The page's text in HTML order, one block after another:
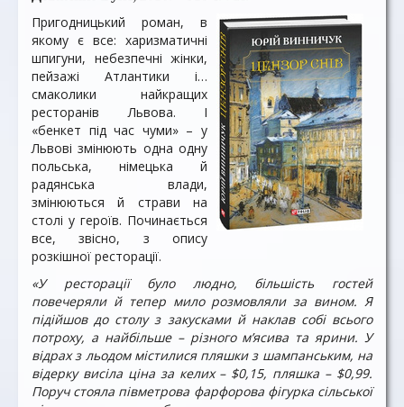
Пригодницький роман, в
якому є все: харизматичні
шпигуни, небезпечні жінки,
пейзажі Атлантики і…
смаколики найкращих
ресторанів Львова. І
«бенкет під час чуми» – у
Львові змінюють одна одну
польська, німецька й
радянська влади,
змінюються й страви на
столі у героїв. Починається
все, звісно, з опису
розкішної ресторації.
«У ресторації було людно, більшість гостей
повечеряли й тепер мило розмовляли за вином. Я
підійшов до столу з закусками й наклав собі всього
потроху, а найбільше – різного м’ясива та ярини. У
відрах з льодом містилися пляшки з шампанським, на
відерку висіла ціна за келих – $0,15, пляшка – $0,99.
Поруч стояла півметрова фарфорова фігурка сільської